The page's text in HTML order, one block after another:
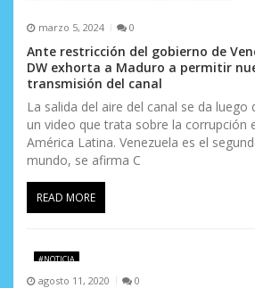
marzo 5, 2024 0
Ante restricción del gobierno de
DW exhorta a Maduro a permitir
transmisión del canal
La salida del aire del canal se da luego
un video que trata sobre la corrupción
América Latina. Venezuela es el
mundo, se afirma C
READ MORE
#NOTICIA
agosto 11, 2020 0